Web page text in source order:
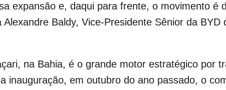
expansão e, daqui para frente, o movimento é
Alexandre Baldy, Vice-Presidente Sênior da
na Bahia, é o grande motor estratégico por
inauguração, em outubro do ano passado, o